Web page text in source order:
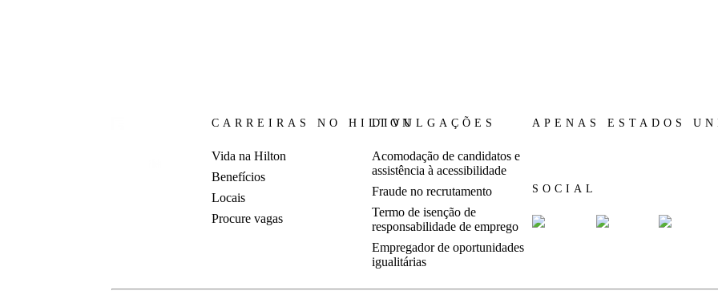
CARREIRAS NO HILTON
Vida na Hilton
Benefícios
Locais
Procure vagas
DIVULGAÇÕES
Acomodação de candidatos e
assistência à acessibilidade
Fraude no recrutamento
Termo de isenção de
responsabilidade de emprego
Empregador de oportunidades
igualitárias
APENAS ESTADOS
SOCIAL